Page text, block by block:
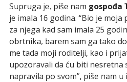
Supruga je, piše nam gospođa
je imala 16 godina. “Bio je moja
za njega kad sam imala 25
obrtnika, barem sam ga tako
me tada moji roditelji, kao i
upozoravali da ću biti nesretna
napravila po svom”, piše nam u